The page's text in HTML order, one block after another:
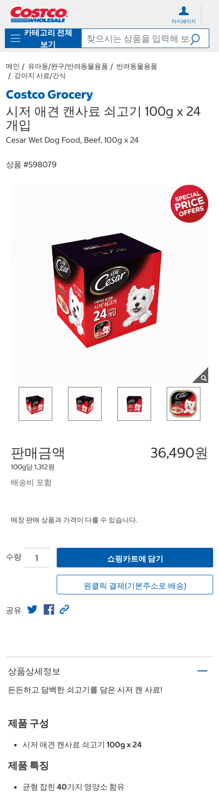
로
기
가
마이페이지
카테고리 전체
보기
메인 유아동/완구/반려동물용품
반려동물용품
강아지 사료/간식
Costco Grocery
시저 애견 캔사료 쇠고기 100g x 24
개입
Cesar Wet Dog Food, Beef, 100g x 24
상품 #598079
판매금액 36,490원
100g당 1,312원
배송비 포함
매장 판매 상품과 가격이 다를 수 있습니다.
수량 쇼핑카트에 담기
원클릭 결제(기본주소로 배송)
공유
상품상세정보
든든하고 담백한 쇠고기를 담은 시저 캔 사료!
제품 구성
시저 애견 캔사료 쇠고기 100g x 24
제품 특징
균형 잡힌 40가지 영양소 함유